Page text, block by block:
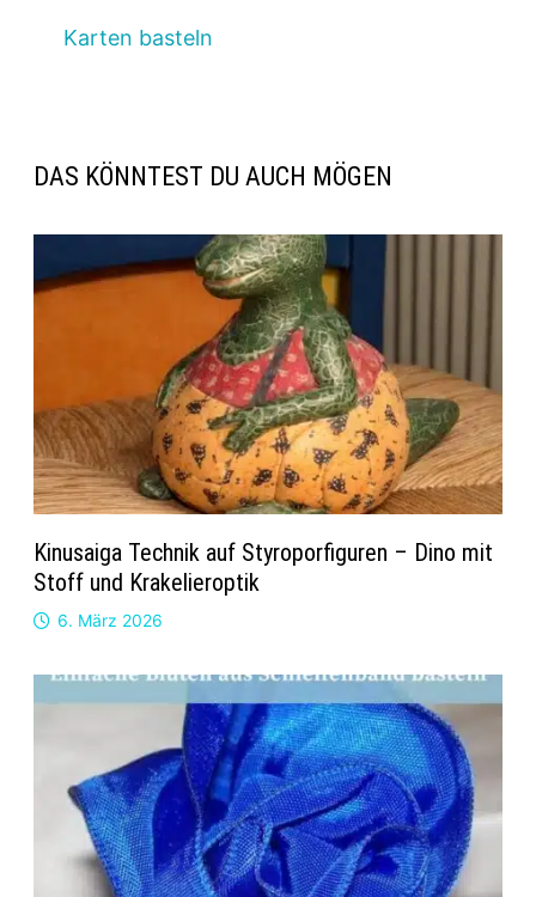
Karten basteln
DAS KÖNNTEST DU AUCH MÖGEN
Kinusaiga Technik auf Styroporfiguren – Dino mit
Stoff und Krakelieroptik
6. März 2026